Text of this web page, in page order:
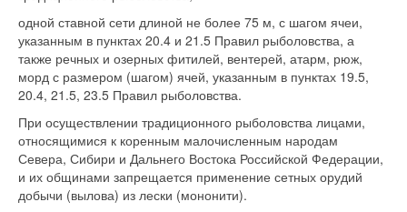
одной ставной сети длиной не более 75 м, с шагом ячеи,
указанным в пунктах 20.4 и 21.5 Правил рыболовства, а
также речных и озерных фитилей, вентерей, атарм, рюж,
морд с размером (шагом) ячей, указанным в пунктах 19.5,
20.4, 21.5, 23.5 Правил рыболовства.
При осуществлении традиционного рыболовства лицами,
относящимися к коренным малочисленным народам
Севера, Сибири и Дальнего Востока Российской Федерации,
и их общинами запрещается применение сетных орудий
добычи (вылова) из лески (мононити).